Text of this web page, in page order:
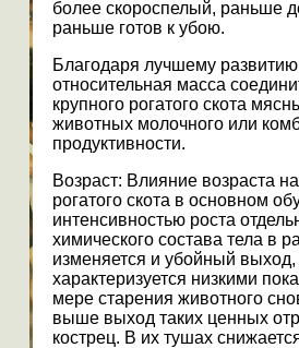
более скороспелый, раньше
раньше готов к убою.
Благодаря лучшему
относительная масса
крупного рогатого скота
животных молочного или
продуктивности.
Возраст: Влияние возраста
рогатого скота в основном
интенсивностью роста
химического состава тела в
изменяется и убойный
характеризуется низкими
мере старения животного
выше выход таких ценных
кострец. В их тушах